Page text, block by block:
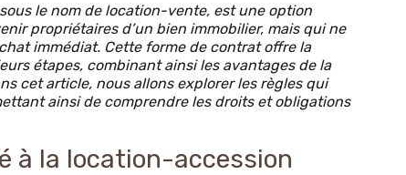
le nom de location-vente, est une option
propriétaires d’un bien immobilier, mais qui ne
immédiat. Cette forme de contrat offre la
étapes, combinant ainsi les avantages de la
cet article, nous allons explorer les règles qui
ainsi de comprendre les droits et obligations
à la location-accession